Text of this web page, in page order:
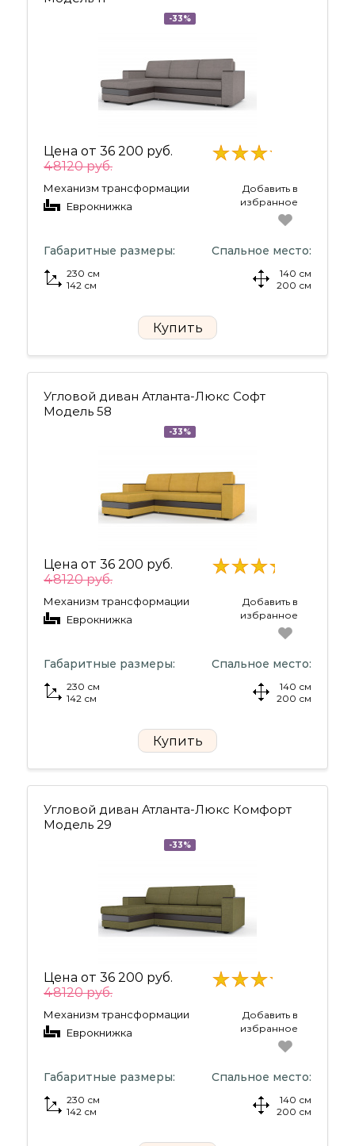
-33%
Цена от 36 200 руб.
48120 руб.
Механизм трансформации
Еврокнижка
Добавить в
избранное
Габаритные размеры:
230 см
142 см
Спальное место:
140 см
200 см
Купить
Угловой диван Атланта-Люкс Софт
Модель 58
-33%
Цена от 36 200 руб.
48120 руб.
Механизм трансформации
Еврокнижка
Добавить в
избранное
Габаритные размеры:
230 см
142 см
Спальное место:
140 см
200 см
Купить
Угловой диван Атланта-Люкс Комфорт
Модель 29
-33%
Цена от 36 200 руб.
48120 руб.
Механизм трансформации
Еврокнижка
Добавить в
избранное
Габаритные размеры:
230 см
142 см
Спальное место:
140 см
200 см